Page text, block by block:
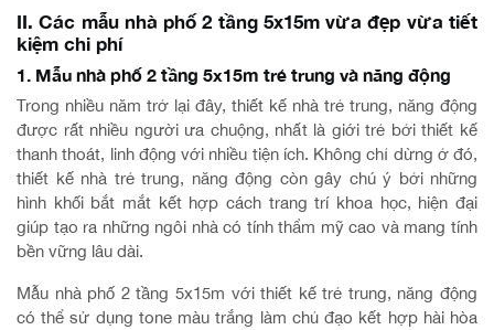
II. Các mẫu nhà phố 2 tầng 5x15m vừa đẹp vừa tiết
kiệm chi phí
1. Mẫu nhà phố 2 tầng 5x15m trẻ trung và năng động
Trong nhiều năm trở lại đây, thiết kế nhà trẻ trung, năng động
được rất nhiều người ưa chuộng, nhất là giới trẻ bởi thiết kế
thanh thoát, linh động với nhiều tiện ích. Không chỉ dừng ở đó,
thiết kế nhà trẻ trung, năng động còn gây chú ý bởi những
hình khối bắt mắt kết hợp cách trang trí khoa học, hiện đại
giúp tạo ra những ngôi nhà có tính thẩm mỹ cao và mang tính
bền vững lâu dài.
Mẫu nhà phố 2 tầng 5x15m với thiết kế trẻ trung, năng động
có thể sử dụng tone màu trắng làm chủ đạo kết hợp hài hòa